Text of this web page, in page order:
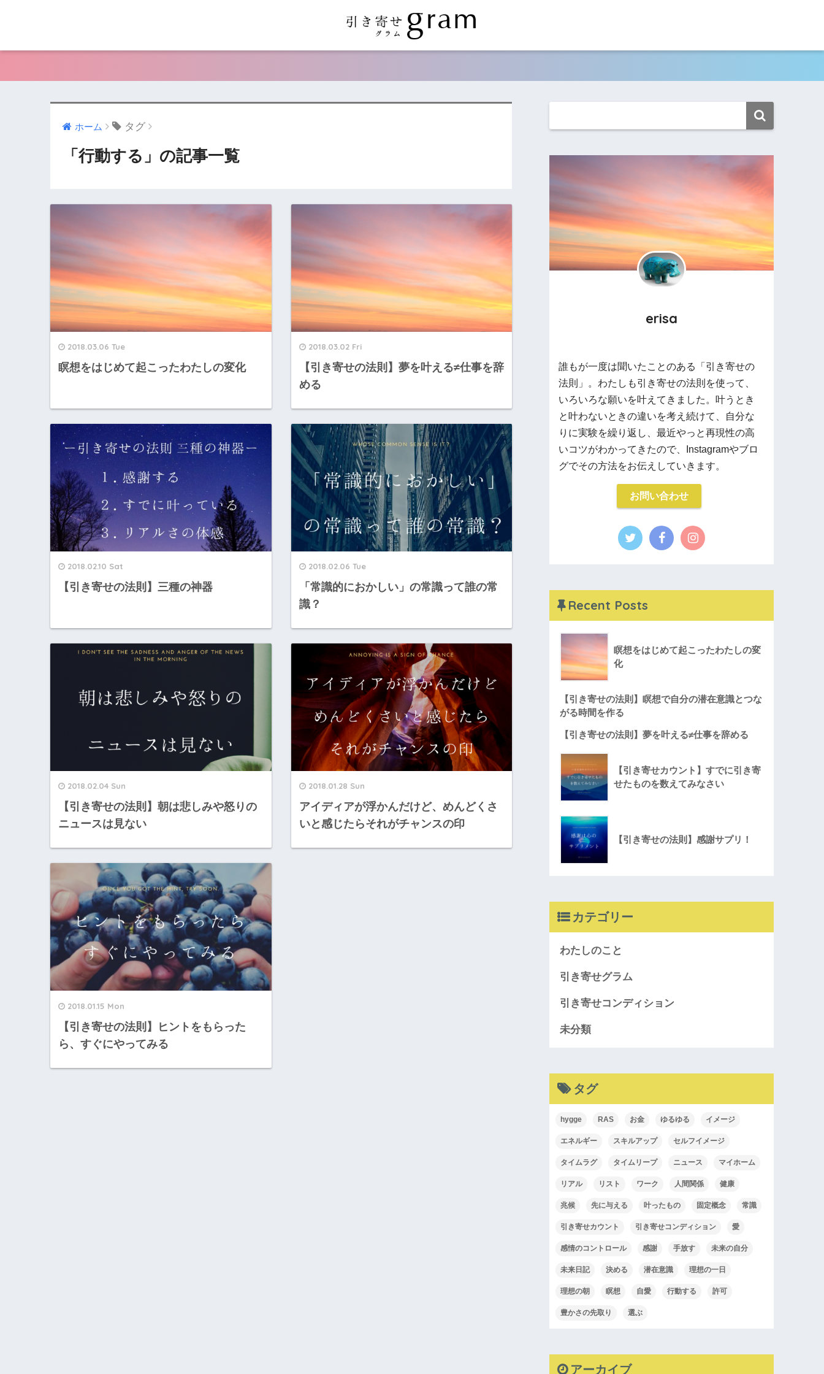
ホーム タグ
「行動する」の記事一覧
2018.03.06 Tue
瞑想をはじめて起こったわたしの変化
2018.03.02 Fri
【引き寄せの法則】夢を叶える≠仕事を辞
める
2018.02.10 Sat
【引き寄せの法則】三種の神器
2018.02.06 Tue
「常識的におかしい」の常識って誰の常
識？
2018.02.04 Sun
【引き寄せの法則】朝は悲しみや怒りの
ニュースは見ない
2018.01.28 Sun
アイディアが浮かんだけど、めんどくさ
いと感じたらそれがチャンスの印
2018.01.15 Mon
【引き寄せの法則】ヒントをもらった
ら、すぐにやってみる
erisa
誰もが一度は聞いたことのある「引き寄せの
法則」。わたしも引き寄せの法則を使って、
いろいろな願いを叶えてきました。叶うとき
と叶わないときの違いを考え続けて、自分な
りに実験を繰り返し、最近やっと再現性の高
いコツがわかってきたので、Instagramやブロ
グでその方法をお伝えしていきます。
お問い合わせ
Recent Posts
瞑想をはじめて起こったわたしの変
化
【引き寄せの法則】瞑想で自分の潜在意識とつな
がる時間を作る
【引き寄せの法則】夢を叶える≠仕事を辞める
【引き寄せカウント】すでに引き寄
せたものを数えてみなさい
【引き寄せの法則】感謝サプリ！
カテゴリー
わたしのこと
引き寄せグラム
引き寄せコンディション
未分類
タグ
hygge RAS お金 ゆるゆる イメージ
エネルギー スキルアップ セルフイメージ
タイムラグ タイムリープ ニュース マイホーム
リアル リスト ワーク 人間関係 健康
兆候 先に与える 叶ったもの 固定概念 常識
引き寄せカウント 引き寄せコンディション 愛
感情のコントロール 感謝 手放す 未来の自分
未来日記 決める 潜在意識 理想の一日
理想の朝 瞑想 自愛 行動する 許可
豊かさの先取り 選ぶ
アーカイブ